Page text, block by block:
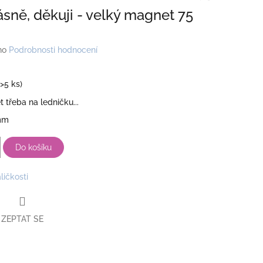
děkuji - velký magnet 75
Podrobnosti hodnocení
ks)
třeba na ledničku...
Do košíku
ZEPTAT SE